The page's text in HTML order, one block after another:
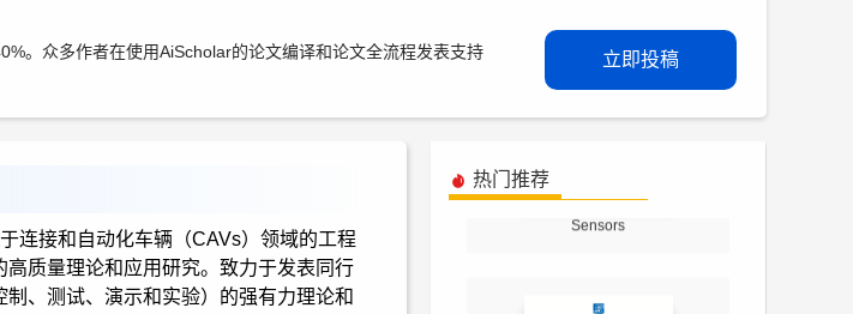
。众多作者在使用AiScholar的论文编译和论文全流程发表支持
立即投稿
连接和自动化车辆（CAVs）领域的工程
质量理论和应用研究。致力于发表同行
、测试、演示和实验）的强有力理论和
热门推荐
Sensors